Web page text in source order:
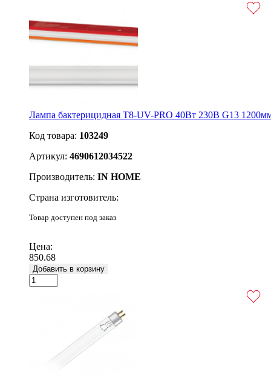
Лампа бактерицидная T8-UV-PRO 40Вт 230В G13
Код товара: 103249
Артикул: 4690612034522
Производитель: IN HOME
Страна изготовитель:
Товар доступен под заказ
Цена:
850.68
Добавить в корзину